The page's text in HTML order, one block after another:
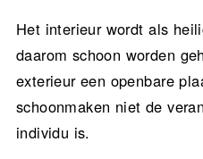
Het interieur wordt als
daarom schoon worden
exterieur een openbare
schoonmaken niet de
individu is.